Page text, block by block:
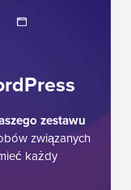
zestawu
związanych
każdy